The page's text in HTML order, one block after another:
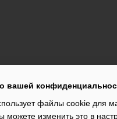
вашей
файлы cookie для
можете изменить это в